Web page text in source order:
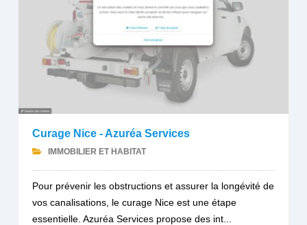
Curage Nice - Azuréa Services
IMMOBILIER ET HABITAT
Pour prévenir les obstructions et assurer la longévité de
vos canalisations, le curage Nice est une étape
essentielle. Azuréa Services propose des int...